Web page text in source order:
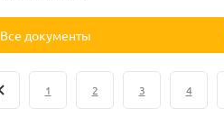
Все документы
1 2 3 4